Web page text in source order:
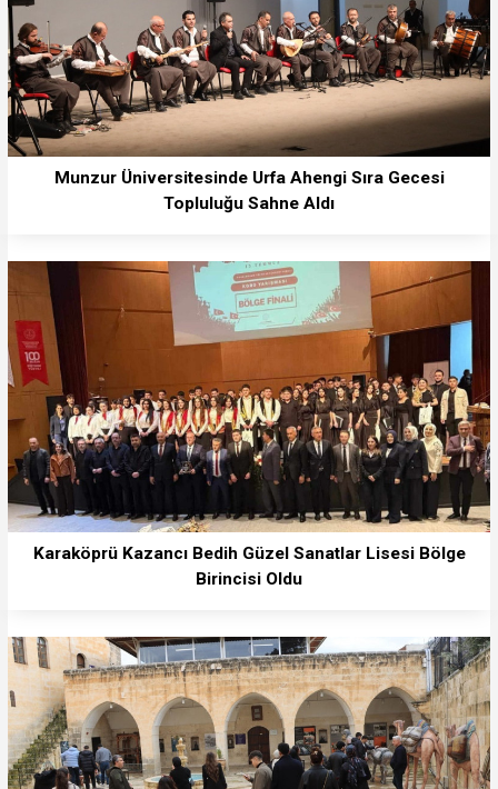
Munzur Üniversitesinde Urfa Ahengi Sıra Gecesi
Topluluğu Sahne Aldı
Karaköprü Kazancı Bedih Güzel Sanatlar Lisesi Bölge
Birincisi Oldu